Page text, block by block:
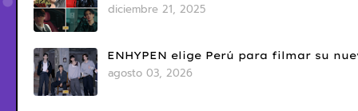
diciembre 21, 2025
ENHYPEN elige Perú para filmar su
agosto 03, 2026